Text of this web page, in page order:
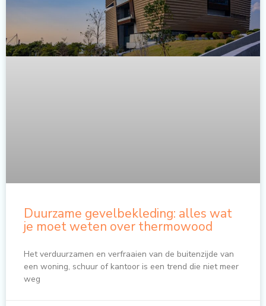
Duurzame gevelbekleding: alles wat
je moet weten over thermowood
Het verduurzamen en verfraaien van de buitenzijde van
een woning, schuur of kantoor is een trend die niet meer
weg